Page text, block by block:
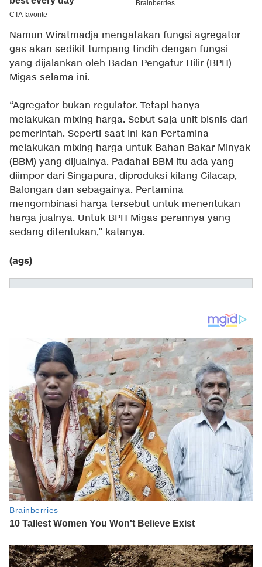
Namun Wiratmadja mengatakan fungsi agregator
gas akan sedikit tumpang tindih dengan fungsi
yang dijalankan oleh Badan Pengatur Hilir (BPH)
Migas selama ini.
“Agregator bukan regulator. Tetapi hanya
melakukan mixing harga. Sebut saja unit bisnis dari
pemerintah. Seperti saat ini kan Pertamina
melakukan mixing harga untuk Bahan Bakar Minyak
(BBM) yang dijualnya. Padahal BBM itu ada yang
diimpor dari Singapura, diproduksi kilang Cilacap,
Balongan dan sebagainya. Pertamina
mengombinasi harga tersebut untuk menentukan
harga jualnya. Untuk BPH Migas perannya yang
sedang ditentukan,” katanya.
(ags)